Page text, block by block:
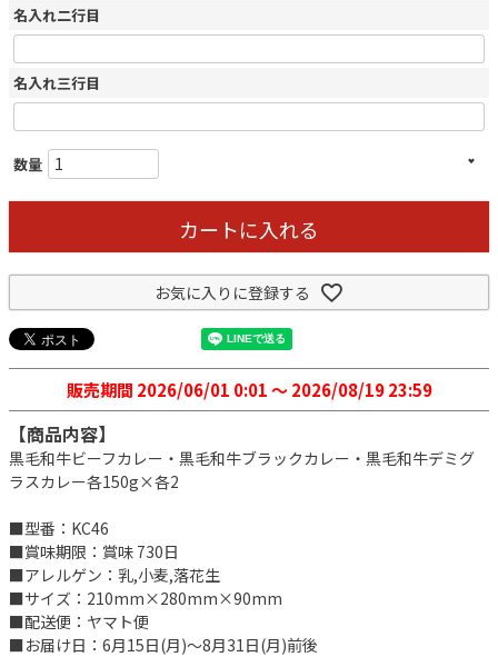
名入れ二行目
名入れ三行目
カートに入れる
お気に入りに登録する
販売期間 2026/06/01 0:01〜 2026/08/19 23:59
【商品内容】
黒毛和牛ビーフカレー・黒毛和牛ブラックカレー・黒毛和牛デミグ
ラスカレー各150g×各2
■型番：KC46
■賞味期限：賞味 730日
■アレルゲン：乳,小麦,落花生
■サイズ：210mm×280mm×90mm
■配送便：ヤマト便
■お届け日：6月15日(月)～8月31日(月)前後